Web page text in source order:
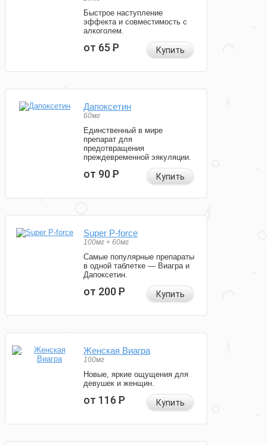
Быстрое наступление
эффекта и совместимость с
алкоголем.
от 65Р Купить
Дапоксетин
60мг
Единственный в мире
препарат для
предотвращения
преждевременной эякуляции.
от 90Р Купить
Super P-force
100мг + 60мг
Самые популярные препараты
в одной таблетке — Виагра и
Дапоксетин.
от 200Р Купить
Женская Виагра
100мг
Новые, яркие ощущения для
девушек и женщин.
от 116Р Купить